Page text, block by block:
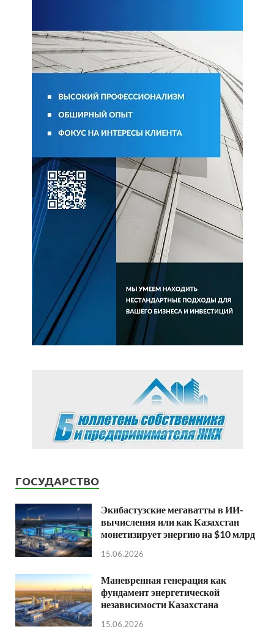
ГОСУДАРСТВО
Экибастузские мегаватты в ИИ-
вычисления или как Казахстан
монетизирует энергию на $10 млрд
15.06.2026
Маневренная генерация как
фундамент энергетической
независимости Казахстана
15.06.2026